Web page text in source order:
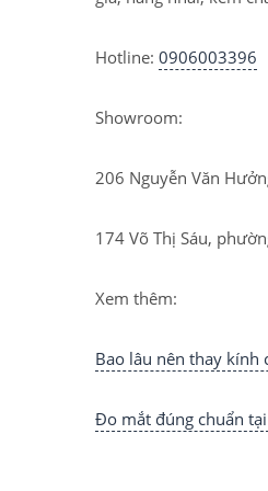
Hotline: 0906003396
Showroom:
206 Nguyễn Văn
174 Võ Thị Sáu,
Xem thêm:
Bao lâu nên thay kính
Đo mắt đúng chuẩn tại